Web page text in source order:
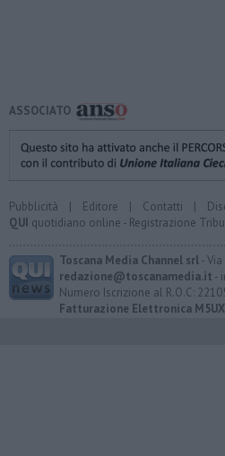
ASSOCIATO
Pubblicità | Editore | Contatti |
QUI quotidiano online - Registrazione
Toscana Media Channel srl-
redazione@toscanamedia.it -
Numero Iscrizione al R.O.C:
Fatturazione Elettronica